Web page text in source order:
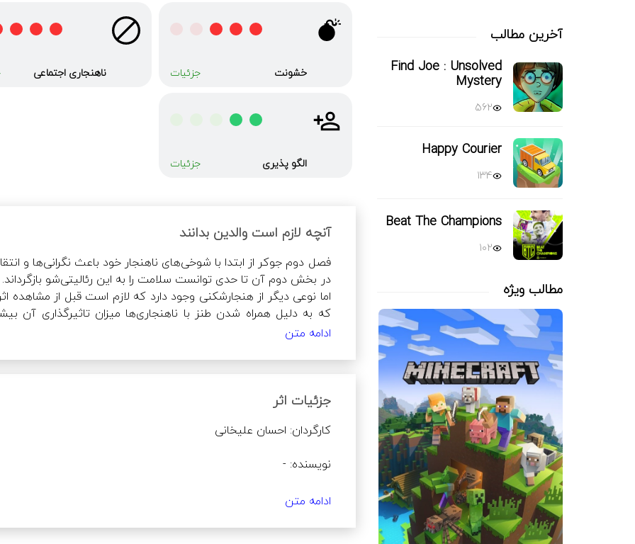
آخرین مطالب
Find Joe : Unsolved
Mystery
562
Happy Courier
134
Beat The Champions
102
مطالب ویژه
خشونت جزئیات ناهنجاری‌ اجتماعی
الگو پذیری جزئیات
آنچه لازم است والدین بدانند
نرگس محمدی، الیکا عبدالرزاقی، رویا میرعلمی، گیتی قاسمی و متین
ادامه متن
جزئیات اثر
ادامه متن